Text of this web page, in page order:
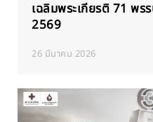
เฉลิมพระเกียรติ 71 พร
2569
26 มีนาคม 2026